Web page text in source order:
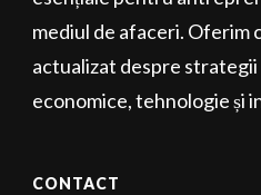
mediul de afaceri. Oferim
actualizat despre
economice, tehnologie și
CONTACT